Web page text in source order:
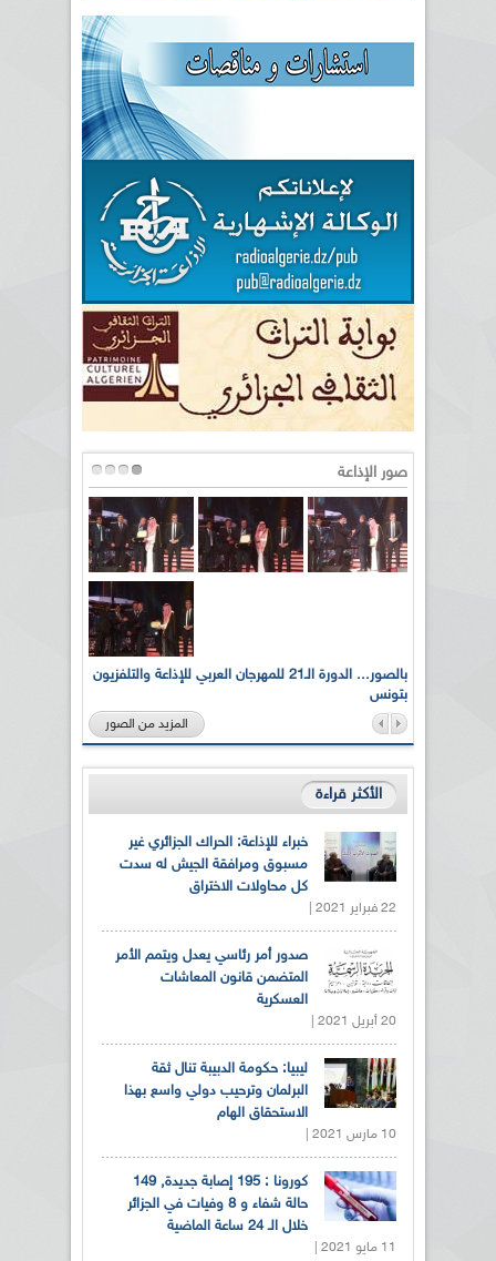
صور الإذاعة
بالصور... الدورة الـ21 للمهرجان العربي للإذاعة والتلفزيون
بتونس
المزيد من الصور
الأكثر قراءة
خبراء للإذاعة: الحراك الجزائري غير
مسبوق ومرافقة الجيش له سدت
كل محاولات الاختراق
22 فبراير 2021 |
صدور أمر رئاسي يعدل ويتمم الأمر
المتضمن قانون المعاشات
العسكرية
20 أبريل 2021 |
ليبيا: حكومة الدبيبة تنال ثقة
البرلمان وترحيب دولي واسع بهذا
الاستحقاق الهام
10 مارس 2021 |
كورونا : 195 إصابة جديدة, 149
حالة شفاء و 8 وفيات في الجزائر
خلال الـ 24 ساعة الماضية
11 مايو 2021 |